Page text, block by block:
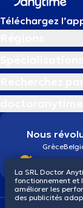
Téléchargez
Nous
Grèce
La SRL Doctor
fonctionnement et
améliorer les
des publicités